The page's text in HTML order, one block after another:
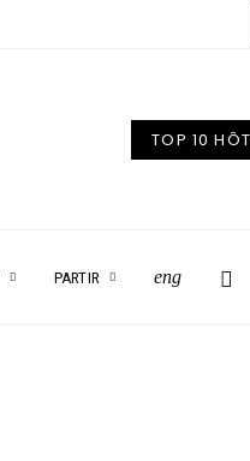
TOP 10
PARTIR eng